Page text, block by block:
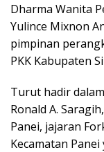
Dharma Wanita
Yulince Mixnon
pimpinan
PKK Kabupaten
Turut hadir
Ronald A.
Panei, jajaran
Kecamatan